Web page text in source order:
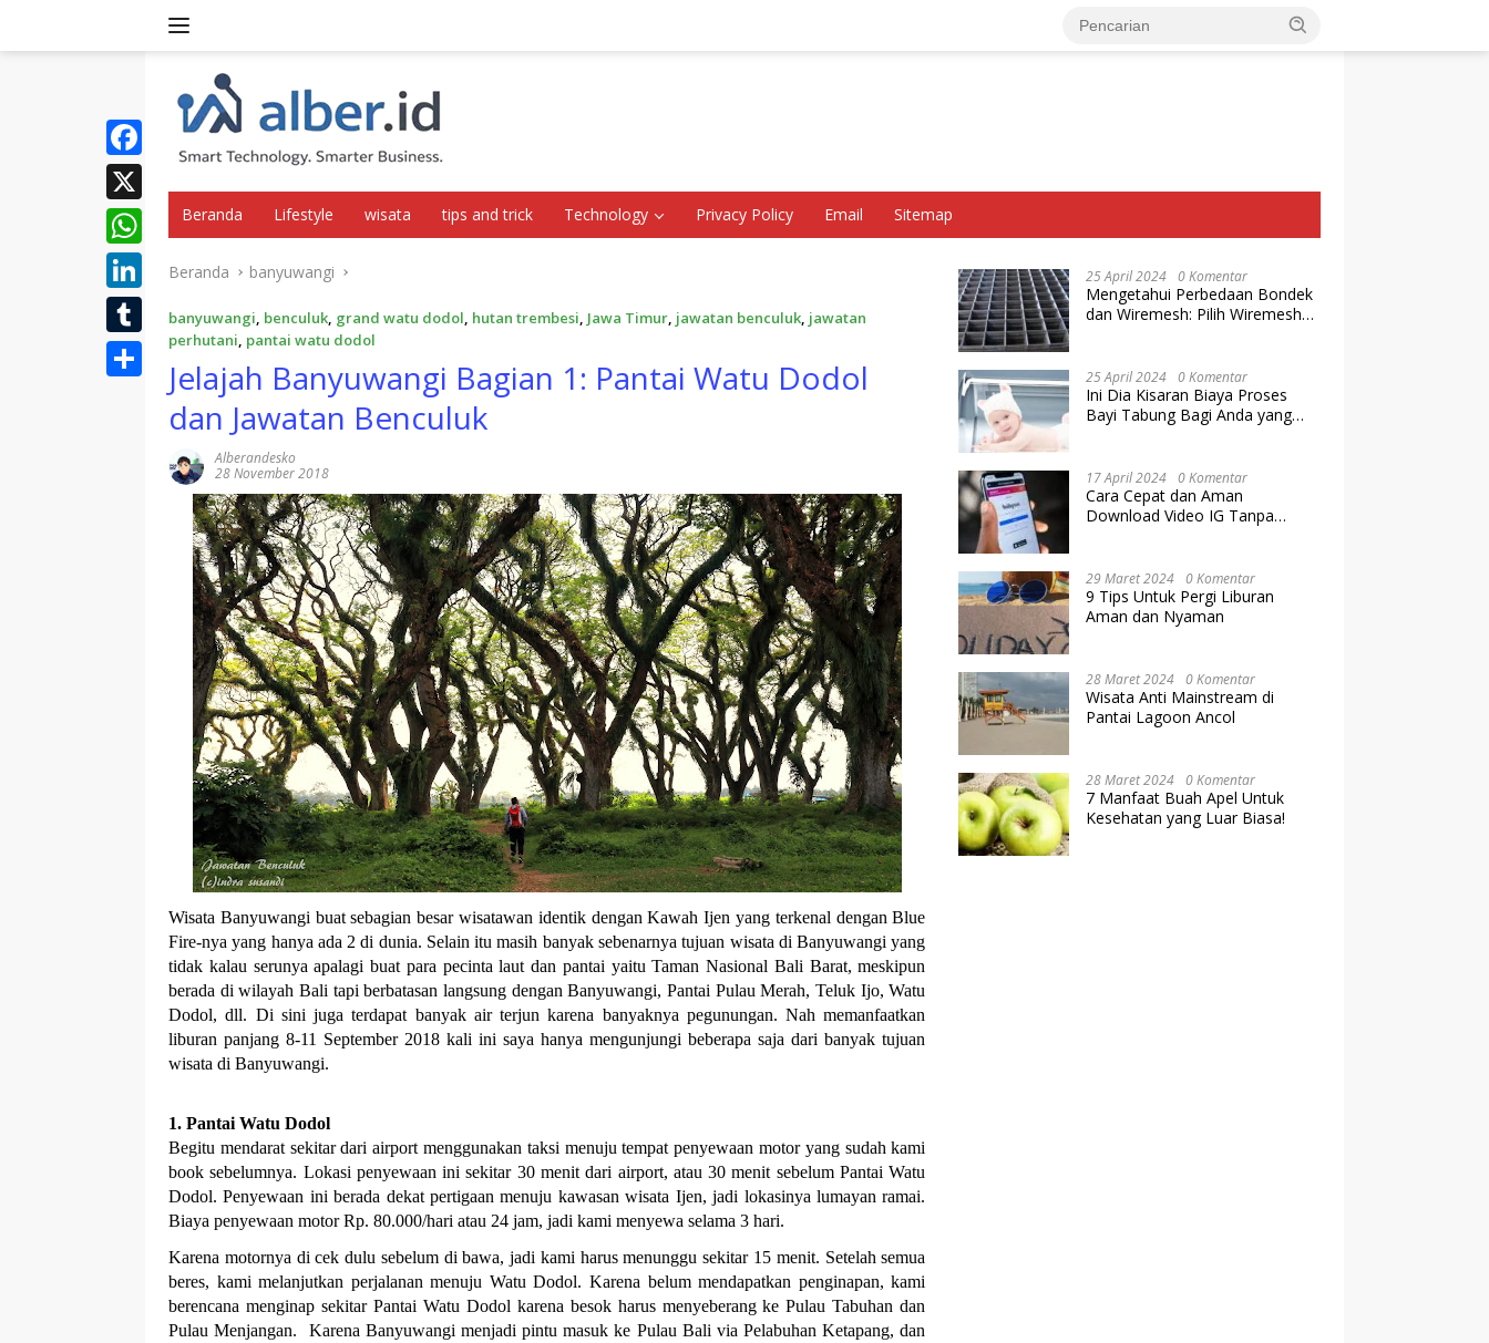
Beranda Lifestyle wisata tips and trick Technology Privacy Policy Email Sitemap
Beranda banyuwangi
banyuwangi, benculuk, grand watu dodol, hutan trembesi, Jawa Timur, jawatan benculuk, jawatan
perhutani, pantai watu dodol
Jelajah Banyuwangi Bagian 1: Pantai Watu Dodol
dan Jawatan Benculuk
Alberandesko
28 November 2018
Wisata Banyuwangi buat sebagian besar wisatawan identik dengan Kawah Ijen yang terkenal dengan Blue
Fire-nya yang hanya ada 2 di dunia. Selain itu masih banyak sebenarnya tujuan wisata di Banyuwangi yang
tidak kalau serunya apalagi buat para pecinta laut dan pantai yaitu Taman Nasional Bali Barat, meskipun
berada di wilayah Bali tapi berbatasan langsung dengan Banyuwangi, Pantai Pulau Merah, Teluk Ijo, Watu
Dodol, dll. Di sini juga terdapat banyak air terjun karena banyaknya pegunungan. Nah memanfaatkan
liburan panjang 8-11 September 2018 kali ini saya hanya mengunjungi beberapa saja dari banyak tujuan
wisata di Banyuwangi.
1. Pantai Watu Dodol
Begitu mendarat sekitar dari airport menggunakan taksi menuju tempat penyewaan motor yang sudah kami
book sebelumnya. Lokasi penyewaan ini sekitar 30 menit dari airport, atau 30 menit sebelum Pantai Watu
Dodol. Penyewaan ini berada dekat pertigaan menuju kawasan wisata Ijen, jadi lokasinya lumayan ramai.
Biaya penyewaan motor Rp. 80.000/hari atau 24 jam, jadi kami menyewa selama 3 hari.
Karena motornya di cek dulu sebelum di bawa, jadi kami harus menunggu sekitar 15 menit. Setelah semua
beres, kami melanjutkan perjalanan menuju Watu Dodol. Karena belum mendapatkan penginapan, kami
berencana menginap sekitar Pantai Watu Dodol karena besok harus menyeberang ke Pulau Tabuhan dan
Pulau Menjangan.
Karena Banyuwangi menjadi pintu masuk ke Pulau Bali via Pelabuhan Ketapang, dan
F
a
c
e
o
X
W
h
a
L
i
n
T
25 April 2024 0 Komentar
Mengetahui Perbedaan Bondek
dan Wiremesh: Pilih Wiremesh
25 April 2024 0 Komentar
Ini Dia Kisaran Biaya Proses
Bayi Tabung Bagi Anda yang
17 April 2024 0 Komentar
Cara Cepat dan Aman
Download Video IG Tanpa
29 Maret 2024 0 Komentar
9 Tips Untuk Pergi Liburan
Aman dan Nyaman
28 Maret 2024 0 Komentar
Wisata Anti Mainstream di
Pantai Lagoon Ancol
28 Maret 2024 0 Komentar
7 Manfaat Buah Apel Untuk
Kesehatan yang Luar Biasa!